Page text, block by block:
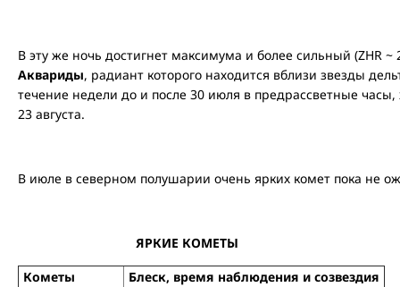
В эту же ночь достигнет максимума и более сильный (ZHR
Аквариды, радиант которого находится вблизи звезды
течение недели до и после 30 июля в предрассветные
23 августа.
В июле в северном полушарии очень ярких комет пока не
ЯРКИЕ КОМЕТЫ
Кометы
Блеск, время наблюдения и созвездия